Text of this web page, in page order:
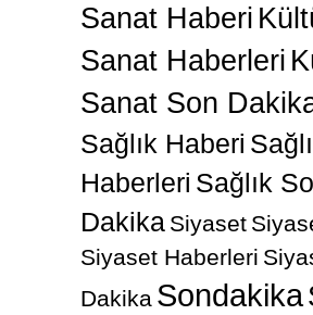
Sanat Haberi
Sanat Haberleri
Sanat Son
Sağlık Haberi
Haberleri Sağlık
Dakika Siyaset
Siyaset Haberleri
Dakika Sondakika